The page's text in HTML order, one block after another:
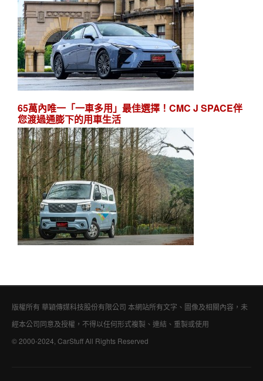
65萬內唯一「一車多用」最佳選擇！CMC J SPACE伴
您渡過通膨下的用車生活
版權所有 華穎傳媒科技股份有限公司 本網站所有文字、圖像及相關內容，未
經本公司同意及授權，不得以任何形式複製、連結、重製或使用
© 2000-2024, CarStuff All Rights Reserved